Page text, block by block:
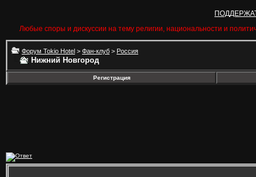
Любые споры и дискуссии на тему религии, национальности и
Форум Tokio Hotel > Фан-клуб > Россия
Нижний Новгород
Регистрация